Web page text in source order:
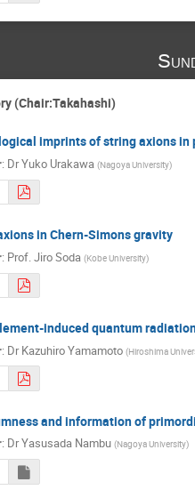
(Chair:Takahashi)
imprints of string axions in
: DrYuko Urakawa (Nagoya University)
in Chern-Simons gravity
: Prof.Jiro Soda (Kobe University)
induced quantum
: DrKazuhiro Yamamoto (Hiroshima
and information of
: DrYasusada Nambu (Nagoya University)